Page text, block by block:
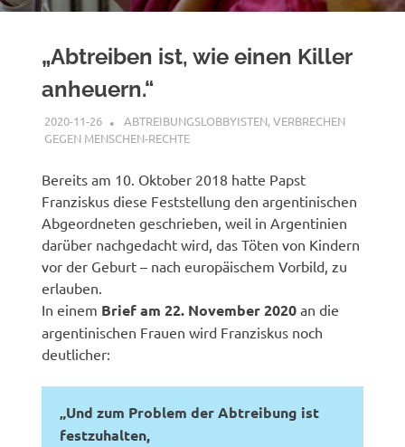
„Abtreiben ist, wie einen Killer
anheuern.“
2020-11-26 XX
ABTREIBUNGSLOBBYISTEN,VERBRECHEN
GEGEN MENSCHEN-RECHTE
Bereits am 10. Oktober 2018 hatte Papst
Franziskus diese Feststellung den argentinischen
Abgeordneten geschrieben, weil in Argentinien
darüber nachgedacht wird, das Töten von Kindern
vor der Geburt – nach europäischem Vorbild, zu
erlauben.
In einem Brief am 22. November 2020 an die
argentinischen Frauen wird Franziskus noch
deutlicher:
„Und zum Problem der Abtreibung ist
festzuhalten,